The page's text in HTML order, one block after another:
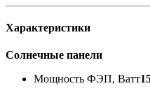
Характеристики
Солнечные панели
Мощность ФЭП, Ватт